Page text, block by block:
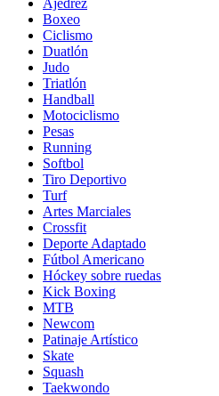
Ajedrez
Boxeo
Ciclismo
Duatlón
Judo
Triatlón
Handball
Motociclismo
Pesas
Running
Softbol
Tiro Deportivo
Turf
Artes Marciales
Crossfit
Deporte Adaptado
Fútbol Americano
Hóckey sobre ruedas
Kick Boxing
MTB
Newcom
Patinaje Artístico
Skate
Squash
Taekwondo